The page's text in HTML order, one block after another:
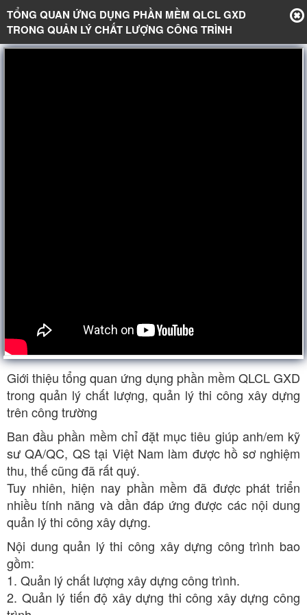
TỔNG QUAN ỨNG DỤNG PHẦN MỀM QLCL GXD
TRONG QUẢN LÝ CHẤT LƯỢNG CÔNG TRÌNH
Giới thiệu tổng quan ứng dụng phần mềm QLCL GXD
trong quản lý chất lượng, quản lý thi công xây dựng
trên công trường
Ban đầu phần mềm chỉ đặt mục tiêu giúp anh/em kỹ
sư QA/QC, QS tại Việt Nam làm được hồ sơ nghiệm
thu, thế cũng đã rất quý.
Tuy nhiên, hiện nay phần mềm đã được phát triển
nhiều tính năng và dần đáp ứng được các nội dung
quản lý thi công xây dựng.
Nội dung quản lý thi công xây dựng công trình bao
gồm:
1. Quản lý chất lượng xây dựng công trình.
2. Quản lý tiến độ xây dựng thi công xây dựng công